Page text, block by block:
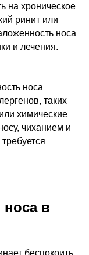
на хроническое
ринит или
носа
и лечения.
носа
таких
химические
чиханием и
носа в
беспокоить,